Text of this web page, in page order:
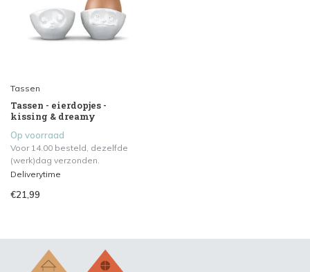
Tassen
Tassen - eierdopjes -
kissing & dreamy
Op voorraad
Voor 14.00 besteld, dezelfde
(werk)dag verzonden.
Deliverytime
€21,99